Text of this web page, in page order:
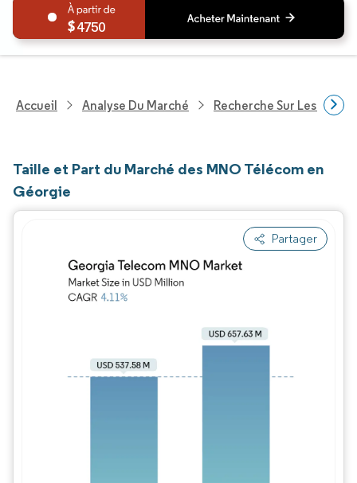
4750
Accueil Analyse Du Marché Recherche Sur Les
Taille et Part du Marché des MNO Télécom en
Géorgie
Partager